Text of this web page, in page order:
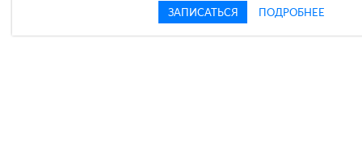
ЗАПИСАТЬСЯ ПОДРОБНЕЕ